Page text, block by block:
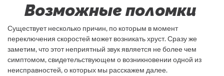
Возможные поломки
Существует несколько причин, по которым в момент
переключения скоростей может возникать хруст. Сразу же
заметим, что этот неприятный звук является не более чем
симптомом, свидетельствующем о возникновении одной из
неисправностей, о которых мы расскажем далее.